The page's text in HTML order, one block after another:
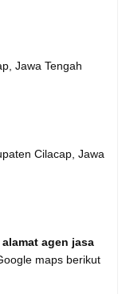
Jawa Tengah
Cilacap, Jawa
agen jasa
maps berikut